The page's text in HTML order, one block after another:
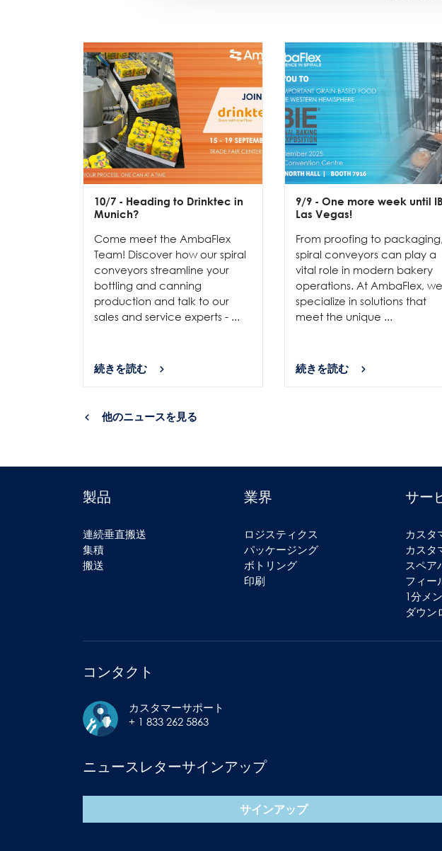
10/7 - Heading to Drinktec in
Munich?
Come meet the AmbaFlex
Team! Discover how our spiral
conveyors streamline your
bottling and canning
production and talk to our
sales and service experts - ...
続きを読む
9/9 - One more week until
Las Vegas!
From proofing to packaging,
spiral conveyors can play a
vital role in modern bakery
operations. At AmbaFlex, we
specialize in solutions that
meet the unique ...
続きを読む
他のニュースを見る
製品
連続垂直搬送
集積
搬送
業界
ロジスティクス
パッケージング
ボトリング
印刷
サー
カスタ
カスタ
スペア
フィー
1分メ
ダウン
コンタクト
カスタマーサポート
+ 1 833 262 5863
ニュースレターサインアップ
サインアップ